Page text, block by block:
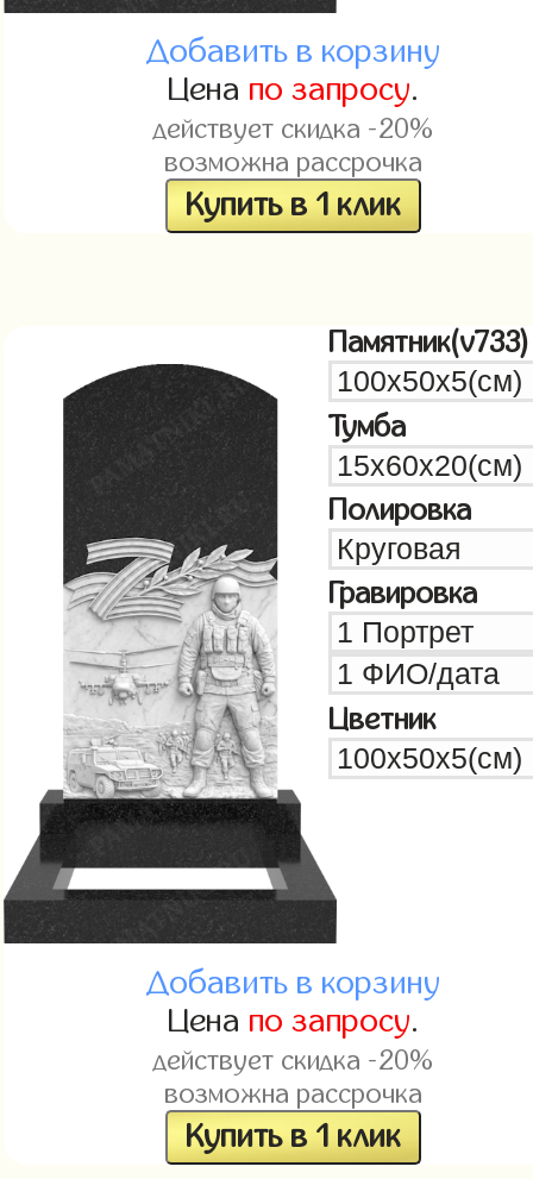
Добавить в корзину
Цена по запросу.
действует скидка -20%
возможна рассрочка
Купить в 1 клик
Памятник(v733)
Тумба
Полировка
Гравировка
Цветник
Добавить в корзину
Цена по запросу.
действует скидка -20%
возможна рассрочка
Купить в 1 клик